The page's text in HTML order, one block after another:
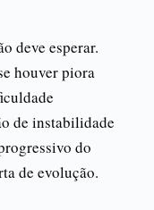
deve esperar.
houver piora
de instabilidade
do
de evolução.